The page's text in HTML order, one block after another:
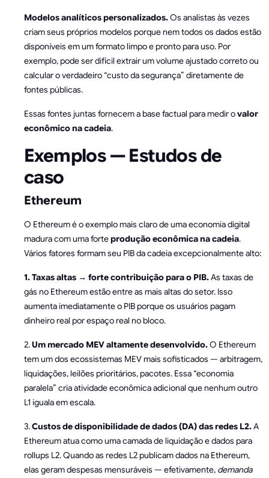
Modelos analíticos personalizados.Os analistas às vezes
criam seus próprios modelos porque nem todos os dados estão
disponíveis em um formato limpo e pronto para uso. Por
exemplo, pode ser difícil extrair um volume ajustado correto ou
calcular o verdadeiro “custo da segurança” diretamente de
fontes públicas.
Essas fontes juntas fornecem a base factual para medir ovalor
econômico na cadeia.
Exemplos — Estudos de
caso
Ethereum
O Ethereum é o exemplo mais claro de uma economia digital
madura com uma forteprodução econômica na cadeia.
Vários fatores formam seu PIB da cadeia excepcionalmente alto:
1. Taxas altas → forte contribuição para o PIB.As taxas de
gás no Ethereum estão entre as mais altas do setor. Isso
aumenta imediatamente o PIB porque os usuários pagam
dinheiro real por espaço real no bloco.
2.Um mercado MEV altamente desenvolvido.O Ethereum
tem um dos ecossistemas MEV mais sofisticados — arbitragem,
liquidações, leilões prioritários, pacotes. Essa “economia
paralela” cria atividade econômica adicional que nenhum outro
L1 iguala em escala.
3.Custos de disponibilidade de dados (DA) das redes L2.A
Ethereum atua como uma camada de liquidação e dados para
rollups L2. Quando as redes L2 publicam dados na Ethereum,
elas geram despesas mensuráveis — efetivamente, demanda